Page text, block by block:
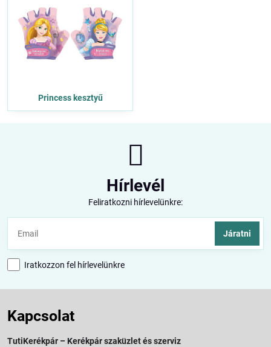
Princess kesztyű
Hírlevél
Feliratkozni hírlevelünkre:
Járatni
Iratkozzon fel hírlevelünkre
Kapcsolat
TutiKerékpár – Kerékpár szaküzlet és szerviz